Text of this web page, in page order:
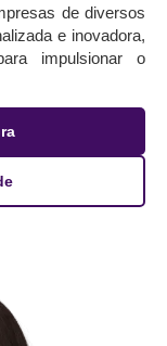
de diversos
e inovadora,
impulsionar o